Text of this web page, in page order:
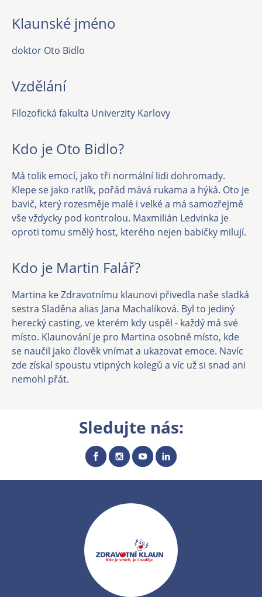
Klaunské jméno
doktor Oto Bidlo
Vzdělání
Filozofická fakulta Univerzity Karlovy
Kdo je Oto Bidlo?
Má tolik emocí, jako tři normální lidi dohromady.
Klepe se jako ratlík, pořád mává rukama a hýká. Oto je
bavič, který rozesměje malé i velké a má samozřejmě
vše vždycky pod kontrolou. Maxmilián Ledvinka je
oproti tomu smělý host, kterého nejen babičky milují.
Kdo je Martin Falář?
Martina ke Zdravotnímu klaunovi přivedla naše sladká
sestra Sladěna alias Jana Machalíková. Byl to jediný
herecký casting, ve kterém kdy uspěl - každý má své
místo. Klaunování je pro Martina osobně místo, kde
se naučil jako člověk vnímat a ukazovat emoce. Navíc
zde získal spoustu vtipných kolegů a víc už si snad ani
nemohl přát.
Sledujte nás: